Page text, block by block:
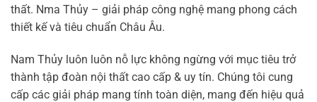
thất. Nma Thủy – giải pháp công nghệ mang phong cách
thiết kế và tiêu chuẩn Châu Âu.
Nam Thủy luôn luôn nỗ lực không ngừng với mục tiêu trở
thành tập đoàn nội thất cao cấp & uy tín. Chúng tôi cung
cấp các giải pháp mang tính toàn diện, mang đến hiệu quả